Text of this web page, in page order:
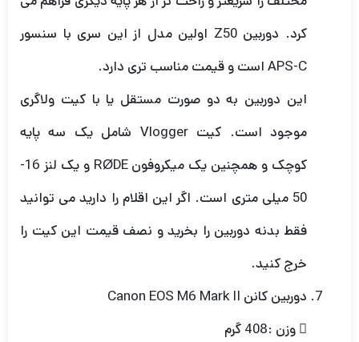
کرد. دوربین Z50 اولین مدل از این سری با سنسور
APS-C است و قیمت مناسب تری دارد.
این دوربین به دو صورت مستقل یا با کیت ولاگری
موجود است. کیت Vlogger شامل یک سه پایه
کوچک و همچنین یک میکروفون RØDE و یک لنز 16-
50 میلی متری است. اگر این اقلام را دارید می توانید
فقط بدنه دوربین را بخرید و نصف قیمت این کیت را
خرج کنید.
دوربین کانن Canon EOS M6 Mark II
 وزن :408 گرم